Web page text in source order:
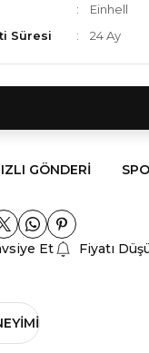
Einhell
Süresi
24 Ay
GÖNDERI
Et Fiyatı